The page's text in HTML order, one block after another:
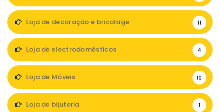
Loja de decoração e bricolage 11
Loja de electrodomésticos 4
Loja de Móveis 10
Loja de bijuteria 1